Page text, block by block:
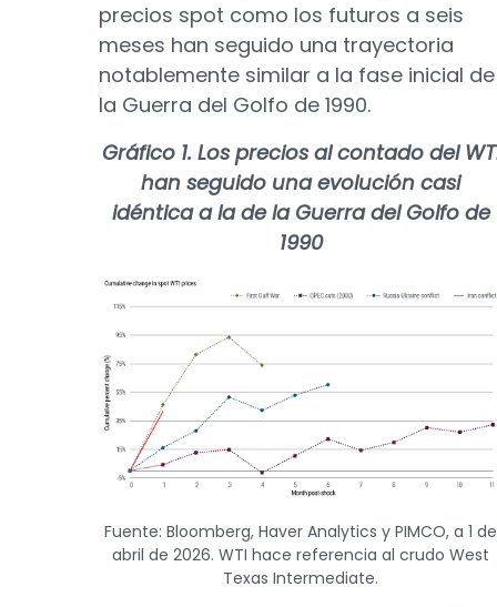
precios spot como los futuros a seis
meses han seguido una trayectoria
notablemente similar a la fase inicial de
la Guerra del Golfo de 1990.
Gráfico 1. Los precios al contado del
han seguido una evolución casi
idéntica a la de la Guerra del Golfo de
1990
Fuente: Bloomberg, Haver Analytics y PIMCO, a 1 de
abril de 2026. WTI hace referencia al crudo West
Texas Intermediate.